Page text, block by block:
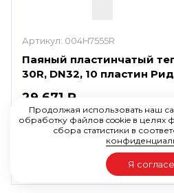
Артикул: 004H7555R
Паяный пластинчатый
30R, DN32, 10 пластин
29 671 ₽
Продолжая использовать наш
обработку файлов cookie в целях
сбора статистики в
Я